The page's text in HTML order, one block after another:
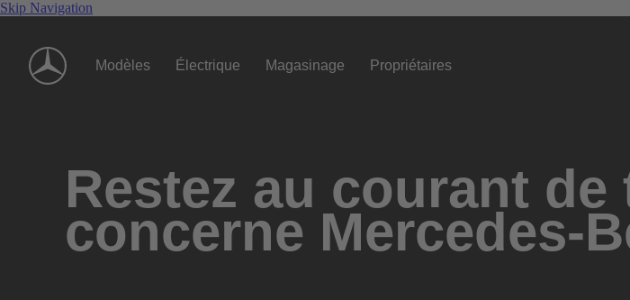
Skip Navigation
Modèles Électrique Magasinage Propriétaires
Restez au courant
concerne Mercedes-